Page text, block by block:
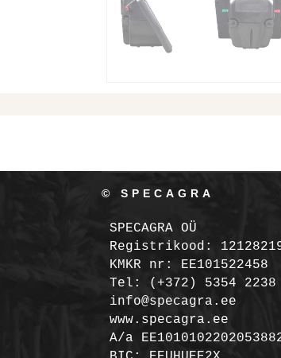
© SPECAGRA
SPECAGRA OÜ
Registrikood:
KMKR nr: EE101522458
Tel: (+372) 5354 2238
info@specagra.ee
A/a